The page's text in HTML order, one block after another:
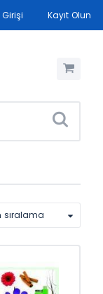
Girişi Kayıt Olun
sıralama